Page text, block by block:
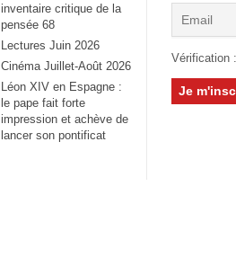
inventaire critique de la
pensée 68
Lectures Juin 2026
Cinéma Juillet-Août 2026
Léon XIV en Espagne :
le pape fait forte
impression et achève de
lancer son pontificat
Vérification